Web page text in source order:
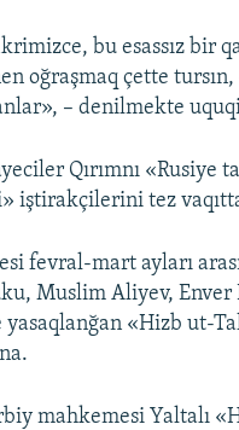
bu esassız bir
oğraşmaq çette
– denilmekte
Qırımnı «Rusiye
iştirakçilerini tez
fevral-mart ayları
Muslim Aliyev,
yasaqlanğan «Hizb ut-
mahkemesi Yaltalı